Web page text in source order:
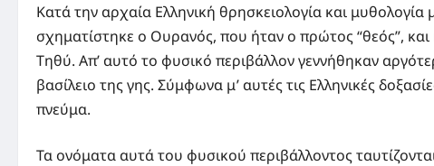
Κατά την αρχαία Ελληνική θρησκειολογία και
σχηματίστηκε ο Ουρανός, που ήταν ο πρώτος “θεός”,
Τηθύ. Απ’ αυτό το φυσικό περιβάλλον γεννήθηκαν
βασίλειο της γης. Σύμφωνα μ’ αυτές τις Ελληνικές
πνεύμα.
Τα ονόματα αυτά του φυσικού περιβάλλοντος